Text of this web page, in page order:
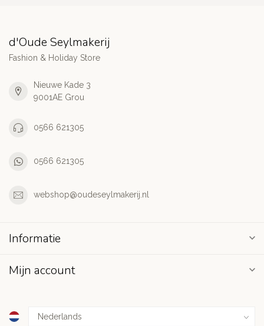
d'Oude Seylmakerij
Fashion & Holiday Store
Nieuwe Kade 3
9001AE Grou
0566 621305
0566 621305
webshop@oudeseylmakerij.nl
Informatie
Mijn account